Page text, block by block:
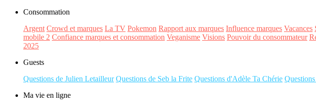
Consommation
Argent Crowd et marques La TV Pokemon Rapport aux marques Influence marques Vacances
mobile 2 Confiance marques et consommation Veganisme Visions Pouvoir du consommateur
2025
Guests
Questions de Julien Letailleur Questions de Seb la Frite Questions d'Adèle Ta Chérie
Ma vie en ligne